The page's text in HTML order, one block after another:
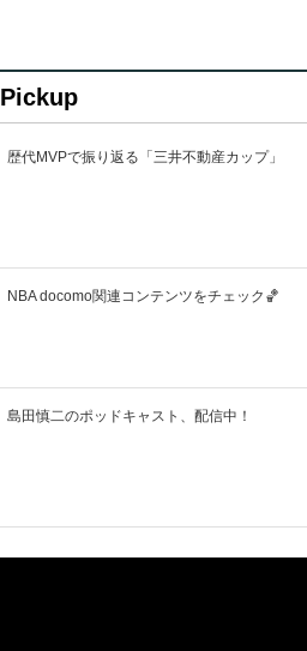
Pickup
歴代MVPで振り返る「三井不動産カップ」
NBA docomo関連コンテンツをチェック🏀
島田慎二のポッドキャスト、配信中！